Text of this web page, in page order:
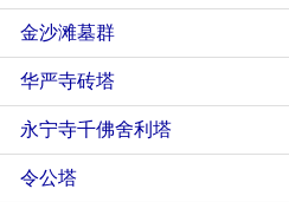
金沙滩墓群
华严寺砖塔
永宁寺千佛舍利塔
令公塔